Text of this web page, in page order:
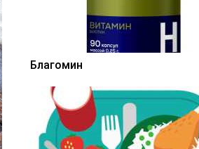
Благомин